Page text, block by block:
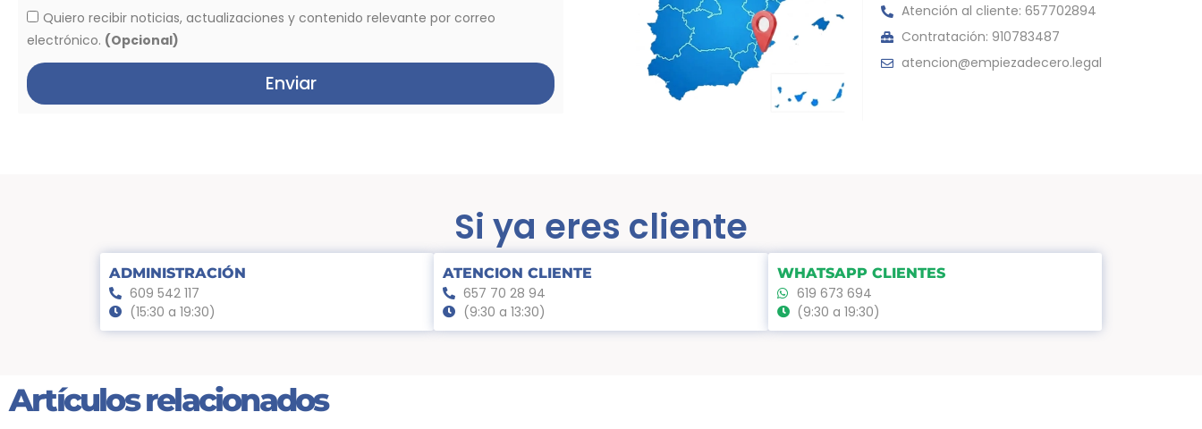
Quiero recibir noticias, actualizaciones y contenido relevante por correo
electrónico. (Opcional)
Enviar
Atención al cliente: 657702894
Contratación: 910783487
atencion@empiezadecero.legal
Si ya eres cliente
ADMINISTRACIÓN
609 542 117
(15:30 a 19:30)
ATENCION CLIENTE
657 70 28 94
(9:30 a 13:30)
WHATSAPP CLIENTES
619 673 694
(9:30 a 19:30)
Artículos relacionados